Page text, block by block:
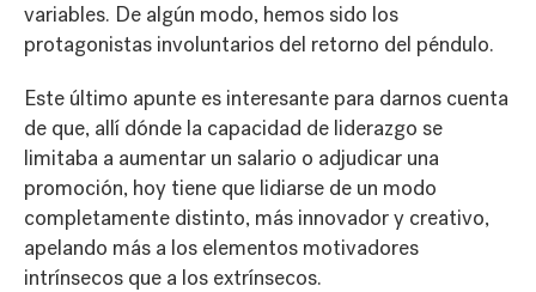
variables. De algún modo, hemos sido los
protagonistas involuntarios del retorno del péndulo.
Este último apunte es interesante para darnos cuenta
de que, allí dónde la capacidad de liderazgo se
limitaba a aumentar un salario o adjudicar una
promoción, hoy tiene que lidiarse de un modo
completamente distinto, más innovador y creativo,
apelando más a los elementos motivadores
intrínsecos que a los extrínsecos.